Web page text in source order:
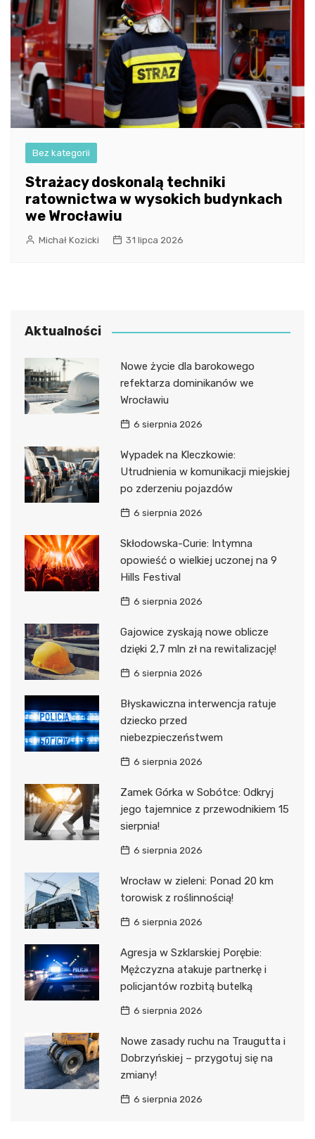
Bez kategorii
Strażacy doskonalą techniki
ratownictwa w wysokich budynkach
we Wrocławiu
Michał Kozicki 31 lipca 2026
Aktualności
Nowe życie dla barokowego
refektarza dominikanów we
Wrocławiu
6 sierpnia 2026
Wypadek na Kleczkowie:
Utrudnienia w komunikacji miejskiej
po zderzeniu pojazdów
6 sierpnia 2026
Skłodowska-Curie: Intymna
opowieść o wielkiej uczonej na 9
Hills Festival
6 sierpnia 2026
Gajowice zyskają nowe oblicze
dzięki 2,7 mln zł na rewitalizację!
6 sierpnia 2026
Błyskawiczna interwencja ratuje
dziecko przed
niebezpieczeństwem
6 sierpnia 2026
Zamek Górka w Sobótce: Odkryj
jego tajemnice z przewodnikiem 15
sierpnia!
6 sierpnia 2026
Wrocław w zieleni: Ponad 20 km
torowisk z roślinnością!
6 sierpnia 2026
Agresja w Szklarskiej Porębie:
Mężczyzna atakuje partnerkę i
policjantów rozbitą butelką
6 sierpnia 2026
Nowe zasady ruchu na Traugutta i
Dobrzyńskiej – przygotuj się na
zmiany!
6 sierpnia 2026